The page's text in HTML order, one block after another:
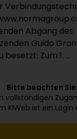
Abgang des
Guido
Zum 1. ...
Bitte beachten Sie:
vollständigen
KIWeb ist ein